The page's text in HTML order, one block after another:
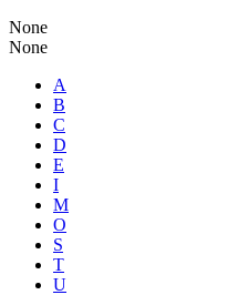
None
None
A
B
C
D
E
I
M
O
S
T
U